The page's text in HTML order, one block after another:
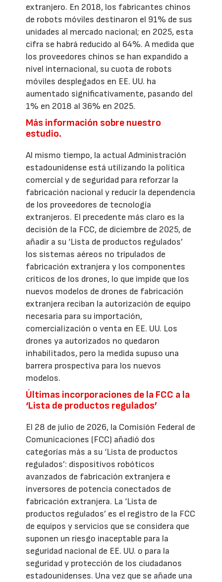
extranjero. En 2018, los fabricantes chinos
de robots móviles destinaron el 91% de sus
unidades al mercado nacional; en 2025, esta
cifra se habrá reducido al 64%. A medida que
los proveedores chinos se han expandido a
nivel internacional, su cuota de robots
móviles desplegados en EE. UU. ha
aumentado significativamente, pasando del
1% en 2018 al 36% en 2025.
Más información sobre nuestro
estudio.
Al mismo tiempo, la actual Administración
estadounidense está utilizando la política
comercial y de seguridad para reforzar la
fabricación nacional y reducir la dependencia
de los proveedores de tecnología
extranjeros. El precedente más claro es la
decisión de la FCC, de diciembre de 2025, de
añadir a su ‘Lista de productos regulados’
los sistemas aéreos no tripulados de
fabricación extranjera y los componentes
críticos de los drones, lo que impide que los
nuevos modelos de drones de fabricación
extranjera reciban la autorización de equipo
necesaria para su importación,
comercialización o venta en EE. UU. Los
drones ya autorizados no quedaron
inhabilitados, pero la medida supuso una
barrera prospectiva para los nuevos
modelos.
Últimas incorporaciones de la FCC a la
‘Lista de productos regulados’
El 28 de julio de 2026, la Comisión Federal de
Comunicaciones (FCC) añadió dos
categorías más a su ‘Lista de productos
regulados’: dispositivos robóticos
avanzados de fabricación extranjera e
inversores de potencia conectados de
fabricación extranjera. La ‘Lista de
productos regulados’ es el registro de la FCC
de equipos y servicios que se considera que
suponen un riesgo inaceptable para la
seguridad nacional de EE. UU. o para la
seguridad y protección de los ciudadanos
estadounidenses. Una vez que se añade una